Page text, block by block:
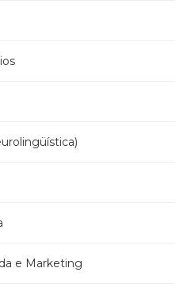
e Marketing